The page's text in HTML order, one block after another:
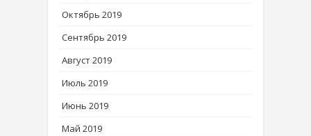
Октябрь 2019
Сентябрь 2019
Август 2019
Июль 2019
Июнь 2019
Май 2019